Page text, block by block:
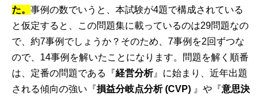
た。 事例の数でいうと、本試験が4題で構成されている
と仮定すると、この問題集に載っているのは29問題なの
で、約7事例でしょうか？そのため、7事例を2回ずつな
ので、14事例を解いたことになります。問題を解く順番
は、定番の問題である『経営分析』に始まり、近年出題
される傾向の強い『損益分岐点分析 (CVP) 』や『意思決